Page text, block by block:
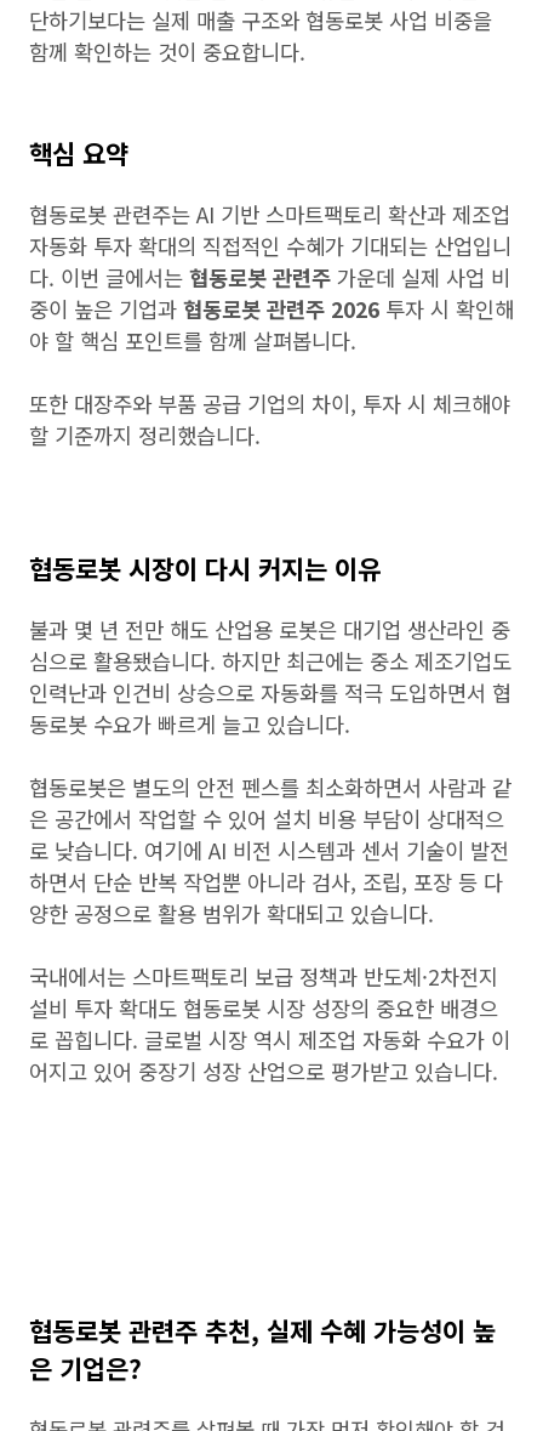
단하기보다는 실제 매출 구조와 협동로봇 사업 비중을
함께 확인하는 것이 중요합니다.
핵심 요약
협동로봇 관련주는 AI 기반 스마트팩토리 확산과 제조업
자동화 투자 확대의 직접적인 수혜가 기대되는 산업입니
다. 이번 글에서는 협동로봇 관련주 가운데 실제 사업 비
중이 높은 기업과 협동로봇 관련주 2026 투자 시 확인해
야 할 핵심 포인트를 함께 살펴봅니다.
또한 대장주와 부품 공급 기업의 차이, 투자 시 체크해야
할 기준까지 정리했습니다.
협동로봇 시장이 다시 커지는 이유
불과 몇 년 전만 해도 산업용 로봇은 대기업 생산라인 중
심으로 활용됐습니다. 하지만 최근에는 중소 제조기업도
인력난과 인건비 상승으로 자동화를 적극 도입하면서 협
동로봇 수요가 빠르게 늘고 있습니다.
협동로봇은 별도의 안전 펜스를 최소화하면서 사람과 같
은 공간에서 작업할 수 있어 설치 비용 부담이 상대적으
로 낮습니다. 여기에 AI 비전 시스템과 센서 기술이 발전
하면서 단순 반복 작업뿐 아니라 검사, 조립, 포장 등 다
양한 공정으로 활용 범위가 확대되고 있습니다.
국내에서는 스마트팩토리 보급 정책과 반도체·2차전지
설비 투자 확대도 협동로봇 시장 성장의 중요한 배경으
로 꼽힙니다. 글로벌 시장 역시 제조업 자동화 수요가 이
어지고 있어 중장기 성장 산업으로 평가받고 있습니다.
협동로봇 관련주 추천, 실제 수혜 가능성이 높
은 기업은?